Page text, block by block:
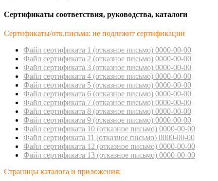
Сертификаты соответствия, руководства, каталоги
Сертификаты/отк.письма: не подлежит сертификации
Файл сертификата 1 (отказное пиcьмо) 0000-00-00
Файл сертификата 2 (отказное пиcьмо) 0000-00-00
Файл сертификата 3 (отказное пиcьмо) 0000-00-00
Файл сертификата 4 (отказное пиcьмо) 0000-00-00
Файл сертификата 5 (отказное пиcьмо) 0000-00-00
Файл сертификата 6 (отказное пиcьмо) 0000-00-00
Файл сертификата 7 (отказное пиcьмо) 0000-00-00
Файл сертификата 8 (отказное пиcьмо) 0000-00-00
Файл сертификата 9 (отказное пиcьмо) 0000-00-00
Файл сертификата 10 (отказное пиcьмо) 0000-00-00
Файл сертификата 11 (отказное пиcьмо) 0000-00-00
Файл сертификата 12 (отказное пиcьмо) 0000-00-00
Файл сертификата 13 (отказное пиcьмо) 0000-00-00
Страницы каталога и приложения: